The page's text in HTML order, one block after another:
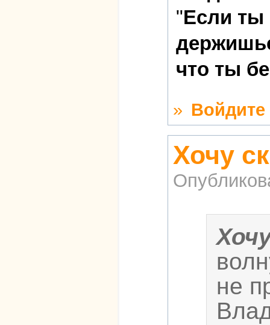
"Если ты
что ты
» Войдите
Хочу
не